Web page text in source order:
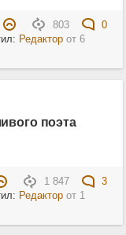
803
0
Редакторот 6
поэта
1 847
3
Редакторот 1